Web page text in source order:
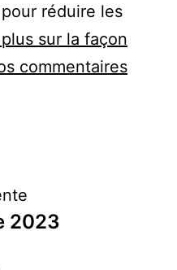
réduire les
sur la façon
commentaires
2023